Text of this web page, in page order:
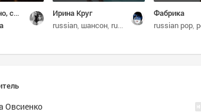
Живи спокойно, страна! Ирина Круг
russian шансон russian chanson
Фабрика
russian pop
Овсиенко